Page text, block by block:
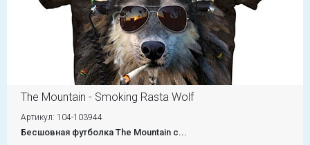
The Mountain - Smoking Rasta Wolf
Артикул: 104-103944
Бесшовная футболка The Mountain с...